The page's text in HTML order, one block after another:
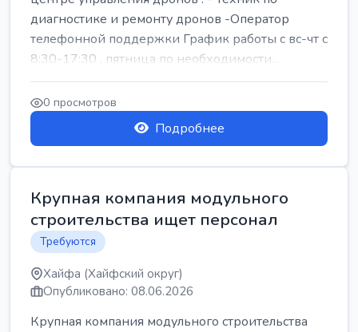
диагностике и ремонту дронов -Оператор
телефонной поддержки График работы с вс-чт с
8:30-17:30 , пятница по необходимости...
0 просмотров
Подробнее
Крупная компания модульного
строительства ищет персонал
Требуются
Хайфа (Хайфский округ)
Опубликовано: 08.06.2026
Крупная компания модульного строительства